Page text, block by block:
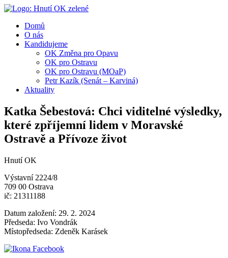
Domů
O nás
Kandidujeme
OK Změna pro Opavu
OK pro Ostravu
OK pro Ostravu (MOaP)
Petr Kazík (Senát – Karviná)
Aktuality
Katka Šebestová: Chci viditelné výsledky,
které zpříjemní lidem v Moravské
Ostravě a Přívoze život
Hnutí OK
Výstavní 2224/8
709 00 Ostrava
ič: 21311188
Datum založení: 29. 2. 2024
Předseda: Ivo Vondrák
Místopředseda: Zdeněk Karásek